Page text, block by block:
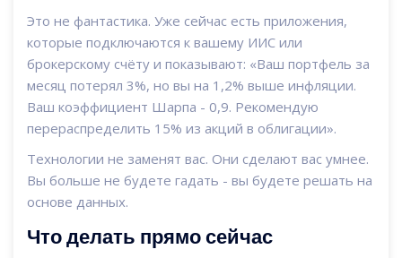
Это не фантастика. Уже сейчас есть приложения,
которые подключаются к вашему ИИС или
брокерскому счёту и показывают: «Ваш портфель за
месяц потерял 3%, но вы на 1,2% выше инфляции.
Ваш коэффициент Шарпа - 0,9. Рекомендую
перераспределить 15% из акций в облигации».
Технологии не заменят вас. Они сделают вас умнее.
Вы больше не будете гадать - вы будете решать на
основе данных.
Что делать прямо сейчас